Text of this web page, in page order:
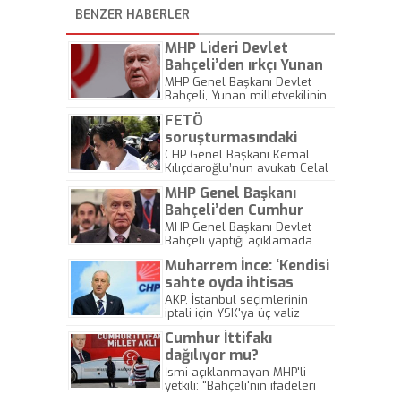
BENZER HABERLER
MHP Lideri Devlet
Bahçeli’den ırkçı Yunan
vekile çok sert tepki!
MHP Genel Başkanı Devlet
Bahçeli, Yunan milletvekilinin
Avrupa Parlamentosundaki
(AP) bayrak provokasyonuna
ilişkin, "Herkes kendine
yakışanı yapar. Yunan bayrak
yırtar, Türk milleti bayrağını
yükseltir." ifadesini kullandı.
FETÖ
soruşturmasındaki
Kılıçdaroğlu’nun
avukatına verilen ceza
belli oldu
CHP Genel Başkanı Kemal
Kılıçdaroğlu’nun avukatı Celal
soruşturma tamamlandı.
Savcılık, avukat Çelik hakkında
"Silahlı terör örgütüne üye
olmamakla birlikte örgüte
yardım", "Kamu görevlisine
alenen hakaret", "Terör örgütü
propagandası yapma"
suçlarından 11 yıl 11 aydan 40
yıla kadar hapis cezası
talebiyle iddianame
düzenlendi.
MHP Genel Başkanı
Bahçeli’den Cumhur
İttifakı açıklaması
MHP Genel Başkanı Devlet
Bahçeli yaptığı açıklamada
“Cumhur ittifakı Türk milletinin
takdiri ve ufuk bayrağıdır.
Cumhur İttifakı çevresinde vızır
vızır fitne kazısı yapanlara
hem sırtımız dönük hem de
kapımız örtüktür. Karar ve
kanaatimiz odur ki, Cumhur
İttiakı'na özenle ve önemle
sahip çıkılmalı” dedi.
Muharrem İnce: ‘Kendisi
sahte oyda ihtisas
sahibidir ‘
AKP, İstanbul seçimlerinin
iptali için YSK'ya üç valiz
dolusu belge ile başvuruda
bulundu.
Cumhur İttifakı
dağılıyor mu?
İsmi açıklanmayan MHP'li
yetkili: "Bahçeli'nin ifadeleri